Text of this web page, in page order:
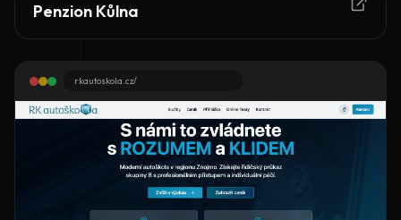
Penzion Kůlna
rkautoskola.cz/